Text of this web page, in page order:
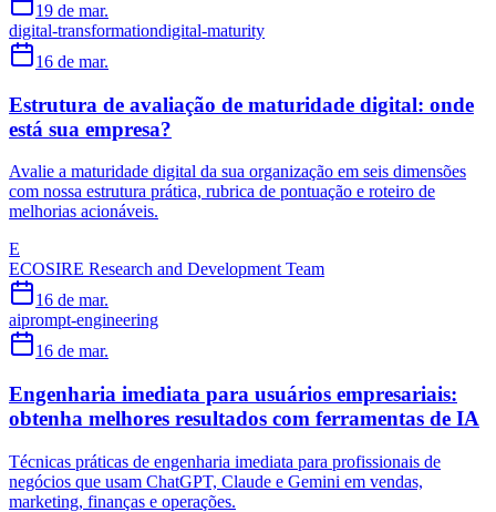
19 de mar.
digital-transformationdigital-maturity
16 de mar.
Estrutura de avaliação de maturidade digital: onde
está sua empresa?
Avalie a maturidade digital da sua organização em seis dimensões
com nossa estrutura prática, rubrica de pontuação e roteiro de
melhorias acionáveis.
E
ECOSIRE Research and Development Team
16 de mar.
aiprompt-engineering
16 de mar.
Engenharia imediata para usuários empresariais:
obtenha melhores resultados com ferramentas de IA
Técnicas práticas de engenharia imediata para profissionais de
negócios que usam ChatGPT, Claude e Gemini em vendas,
marketing, finanças e operações.